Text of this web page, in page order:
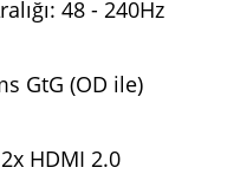
48 - 240Hz
GtG (OD ile)
HDMI 2.0